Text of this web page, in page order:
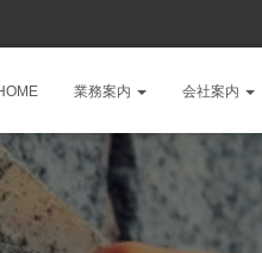
業務案内 会社案内